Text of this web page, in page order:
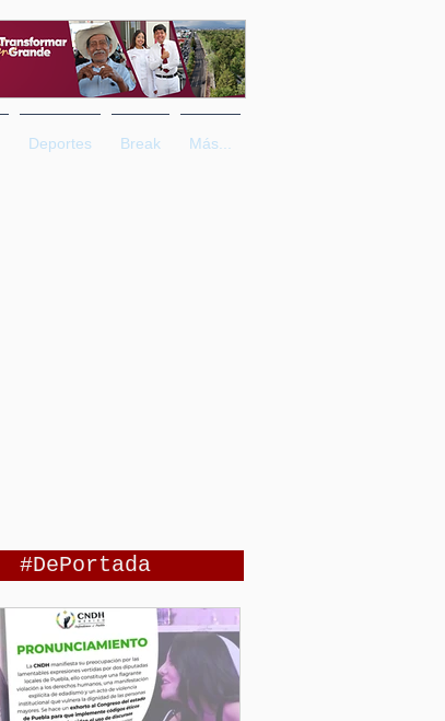
Deportes Break Más...
#DePortada